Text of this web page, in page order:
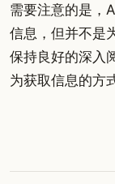
需要注意的是，
信息，但并不是
保持良好的深入
为获取信息的方